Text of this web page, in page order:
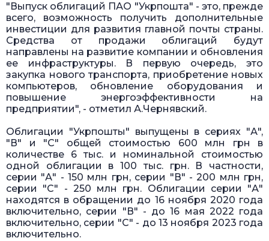
"Выпуск облигаций ПАО "Укрпошта" - это, прежде
всего, возможность получить дополнительные
инвестиции для развития главной почты страны.
Средства от продажи облигаций будут
направлены на развитие компании и обновления
ее инфраструктуры. В первую очередь, это
закупка нового транспорта, приобретение новых
компьютеров, обновление оборудования и
повышение энергоэффективности на
предприятии", - отметил А.Чернявский.
Облигации "Укрпошты" выпущены в сериях "А",
"В" и "С" общей стоимостью 600 млн грн в
количестве 6 тыс. и номинальной стоимостью
одной облигации в 100 тыс. грн. В частности,
серии "А" - 150 млн грн, серии "В" - 200 млн грн,
серии "С" - 250 млн грн. Облигации серии "А"
находятся в обращении до 16 ноября 2020 года
включительно, серии "В" - до 16 мая 2022 года
включительно, серии "С" - до 13 ноября 2023 года
включительно.